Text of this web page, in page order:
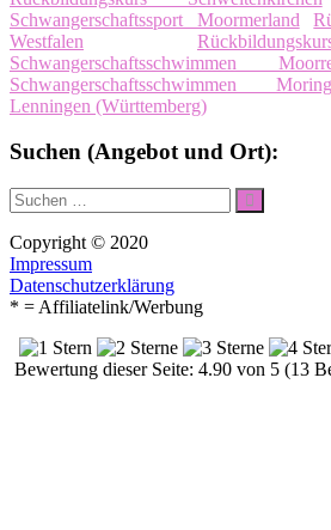
Schwangerschaftssport Moormerland
Westfalen
Schwangerschaftsschwimmen
Schwangerschaftsschwimmen
Lenningen (Württemberg)
Suchen (Angebot und Ort):
Suche
nach:
Suchen
Copyright © 2020
Impressum
Datenschutzerklärung
* = Affiliatelink/Werbung
Bewertung dieser Seite: 4.90 von 5 (13